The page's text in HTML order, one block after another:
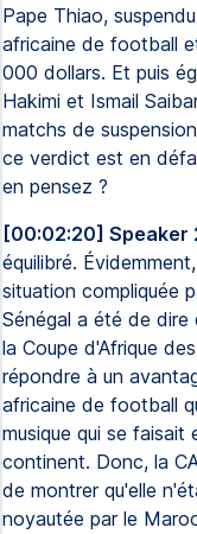
Pape Thiao,
africaine de football
000 dollars. Et puis
Hakimi et Ismail
matchs de
ce verdict est en
en pensez ?
[00:02:20] Speaker
équilibré.
situation compliquée
Sénégal a été de
la Coupe d'Afrique
répondre à un
africaine de football
musique qui se
continent. Donc, la
de montrer qu'elle
noyautée par le